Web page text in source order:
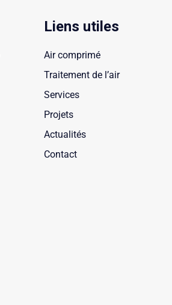
Liens utiles
Air comprimé
Traitement de l’air
Services
Projets
Actualités
Contact